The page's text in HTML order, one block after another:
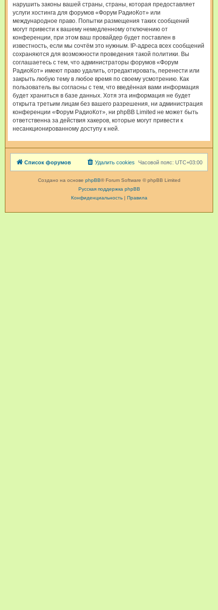
нарушить законы вашей страны, страны, которая предоставляет
услуги хостинга для форумов «Форум РадиоКот» или
международное право. Попытки размещения таких сообщений
могут привести к вашему немедленному отключению от
конференции, при этом ваш провайдер будет поставлен в
известность, если мы сочтём это нужным. IP-адреса всех сообщений
сохраняются для возможности проведения такой политики. Вы
соглашаетесь с тем, что администраторы форумов «Форум
РадиоКот» имеют право удалить, отредактировать, перенести или
закрыть любую тему в любое время по своему усмотрению. Как
пользователь вы согласны с тем, что введённая вами информация
будет храниться в базе данных. Хотя эта информация не будет
открыта третьим лицам без вашего разрешения, ни администрация
конференции «Форум РадиоКот», ни phpBB Limited не может быть
ответственна за действия хакеров, которые могут привести к
несанкционированному доступу к ней.
Список форумов Часовой пояс: UTC+03:00
Удалить cookies
Создано на основе phpBB® Forum Software © phpBB Limited
Русская поддержка phpBB
Конфиденциальность| Правила